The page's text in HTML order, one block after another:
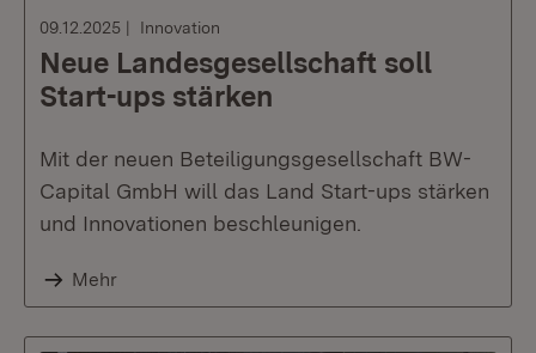
09.12.2025 Innovation
Neue Landesgesellschaft soll
Start-ups stärken
Mit der neuen Beteiligungsgesellschaft BW-
Capital GmbH will das Land Start-ups stärken
und Innovationen beschleunigen.
Mehr